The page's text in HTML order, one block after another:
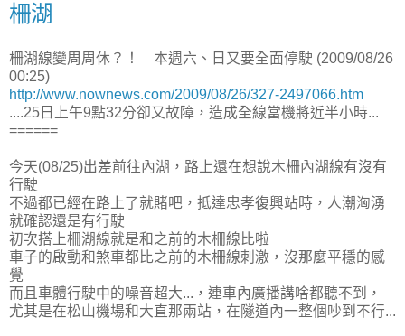
柵湖
柵湖線變周周休？！ 本週六、日又要全面停駛 (2009/08/26
00:25)
http://www.nownews.com/2009/08/26/327-2497066.htm
....25日上午9點32分卻又故障，造成全線當機將近半小時...
======
今天(08/25)出差前往內湖，路上還在想說木柵內湖線有沒有
行駛
不過都已經在路上了就賭吧，抵達忠孝復興站時，人潮洶湧
就確認還是有行駛
初次搭上柵湖線就是和之前的木柵線比啦
車子的啟動和煞車都比之前的木柵線刺激，沒那麼平穩的感
覺
而且車體行駛中的噪音超大...，連車內廣播講啥都聽不到，
尤其是在松山機場和大直那兩站，在隧道內一整個吵到不行...